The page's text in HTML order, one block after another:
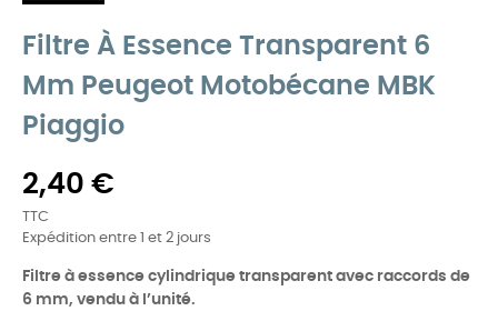
Filtre À Essence Transparent 6
Mm Peugeot Motobécane MBK
Piaggio
2,40 €
TTC
Expédition entre 1 et 2 jours
Filtre à essence cylindrique transparent avec raccords de
6 mm, vendu à l’unité.